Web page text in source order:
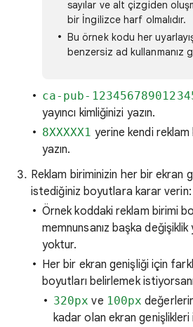
sayılar ve alt çizgiden
bir İngilizce harf olmalıdır.
Bu örnek kodu her
benzersiz ad kullanmanız
ca-pub-
yayıncı kimliğinizi yazın.
8XXXXX1 yerine kendi reklam
yazın.
Reklam biriminizin her bir ekran
istediğiniz boyutlara karar verin:
Örnek koddaki reklam birimi
memnunsanız başka değişiklik
yoktur.
Her bir ekran genişliği için
boyutları belirlemek
320px ve 100px
kadar olan ekran genişlikleri